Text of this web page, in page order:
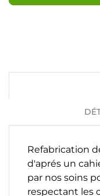
Refabrication
d'aprés un
par nos soins
respectant les